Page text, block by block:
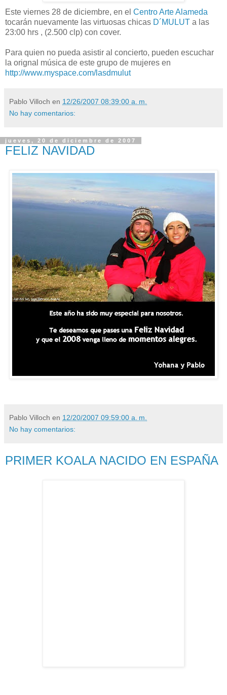
Este viernes 28 de diciembre, en el Centro Arte Alameda
tocarán nuevamente las virtuosas chicas D´MULUT a las
23:00 hrs , (2.500 clp) con cover.
Para quien no pueda asistir al concierto, pueden escuchar
la orignal música de este grupo de mujeres en
http://www.myspace.com/lasdmulut
Pablo Villoch en 12/26/2007 08:39:00 a. m.
No hay comentarios:
jueves, 20 de diciembre de 2007
FELIZ NAVIDAD
Pablo Villoch en 12/20/2007 09:59:00 a. m.
No hay comentarios:
PRIMER KOALA NACIDO EN ESPAÑA